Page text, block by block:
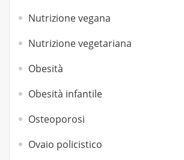
Nutrizione vegana
Nutrizione vegetariana
Obesità
Obesità infantile
Osteoporosi
Ovaio policistico